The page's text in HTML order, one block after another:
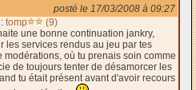
posté le 17/03/2008 à 09:27
tomp
(9)
une bonne continuation jankry,
les services rendus au jeu par tes
modérations, où tu prenais soin comme
de toujours tenter de désamorcer les
tu était présent avant d'avoir recours